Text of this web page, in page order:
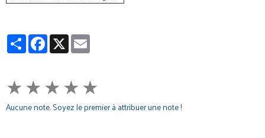
PartagerFacebook
X
★★★★★
Aucune note. Soyez le premier à attribuer une note !